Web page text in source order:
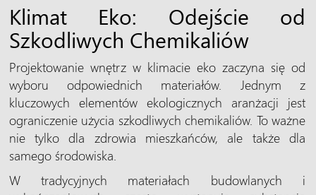
Klimat Eko: Odejście od
Szkodliwych Chemikaliów
Projektowanie wnętrz w klimacie eko zaczyna się od
wyboru odpowiednich materiałów. Jednym z
kluczowych elementów ekologicznych aranżacji jest
ograniczenie użycia szkodliwych chemikaliów. To ważne
nie tylko dla zdrowia mieszkańców, ale także dla
samego środowiska.
W tradycyjnych materiałach budowlanych i